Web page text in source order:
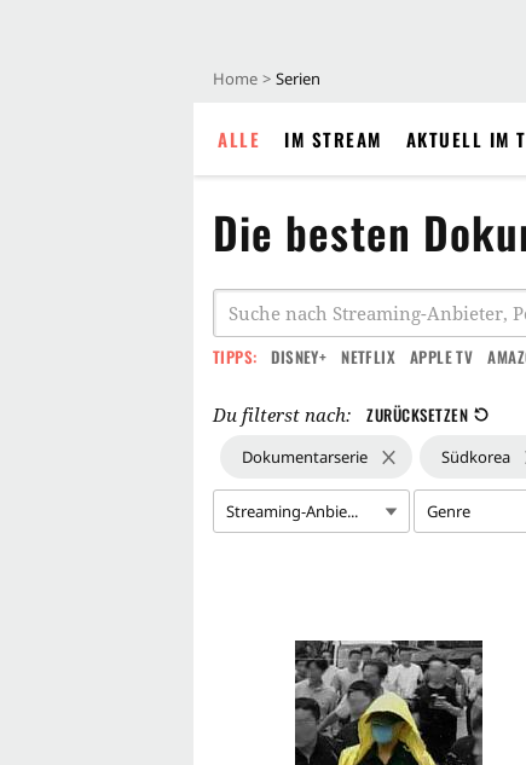
Home Serien
ALLE IM STREAM AKTUELL IM
Die besten
TIPPS: DISNEY+ NETFLIX APPLE TV
Du filterst nach: ZURÜCKSETZEN
Dokumentarserie Südkorea
Streaming-Anbie... Genre